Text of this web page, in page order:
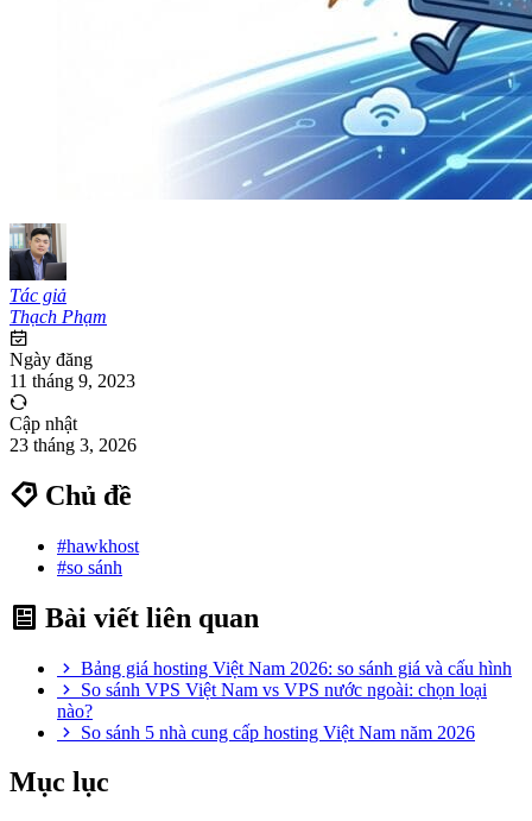
Tác giả
Thạch Phạm
Ngày đăng
11 tháng 9, 2023
Cập nhật
23 tháng 3, 2026
Chủ đề
#hawkhost
#so sánh
Bài viết liên quan
Bảng giá hosting Việt Nam 2026: so sánh giá và cấu hình
So sánh VPS Việt Nam vs VPS nước ngoài: chọn loại
nào?
So sánh 5 nhà cung cấp hosting Việt Nam năm 2026
Mục lục